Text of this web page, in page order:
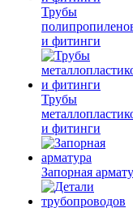
Трубы
и фитинги
Трубы
и фитинги
Запорная